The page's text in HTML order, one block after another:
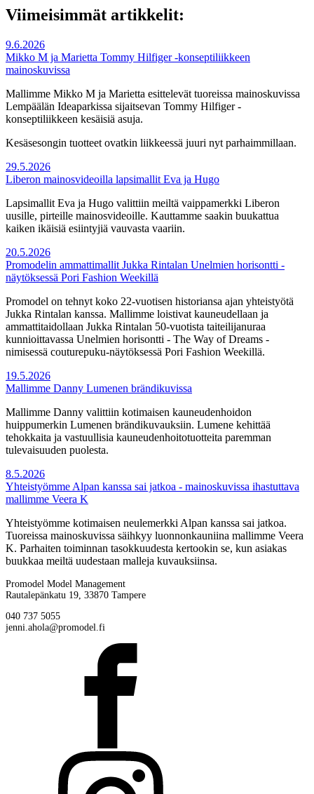
Viimeisimmät artikkelit:
9.6.2026
Mikko M ja Marietta Tommy Hilfiger -konseptiliikkeen
mainoskuvissa
Mallimme Mikko M ja Marietta esittelevät tuoreissa mainoskuvissa
Lempäälän Ideaparkissa sijaitsevan Tommy Hilfiger -
konseptiliikkeen kesäisiä asuja.
Kesäsesongin tuotteet ovatkin liikkeessä juuri nyt parhaimmillaan.
29.5.2026
Liberon mainosvideoilla lapsimallit Eva ja Hugo
Lapsimallit Eva ja Hugo valittiin meiltä vaippamerkki Liberon
uusille, pirteille mainosvideoille. Kauttamme saakin buukattua
kaiken ikäisiä esiintyjiä vauvasta vaariin.
20.5.2026
Promodelin ammattimallit Jukka Rintalan Unelmien horisontti -
näytöksessä Pori Fashion Weekillä
Promodel on tehnyt koko 22-vuotisen historiansa ajan yhteistyötä
Jukka Rintalan kanssa. Mallimme loistivat kauneudellaan ja
ammattitaidollaan Jukka Rintalan 50-vuotista taiteilijanuraa
kunnioittavassa Unelmien horisontti - The Way of Dreams -
nimisessä couturepuku-näytöksessä Pori Fashion Weekillä.
19.5.2026
Mallimme Danny Lumenen brändikuvissa
Mallimme Danny valittiin kotimaisen kauneudenhoidon
huippumerkin Lumenen brändikuvauksiin. Lumene kehittää
tehokkaita ja vastuullisia kauneudenhoitotuotteita paremman
tulevaisuuden puolesta.
8.5.2026
Yhteistyömme Alpan kanssa sai jatkoa - mainoskuvissa ihastuttava
mallimme Veera K
Yhteistyömme kotimaisen neulemerkki Alpan kanssa sai jatkoa.
Tuoreissa mainoskuvissa säihkyy luonnonkauniina mallimme Veera
K. Parhaiten toiminnan tasokkuudesta kertookin se, kun asiakas
buukkaa meiltä uudestaan malleja kuvauksiinsa.
Promodel Model Management
Rautalepänkatu 19, 33870 Tampere
040 737 5055
jenni.ahola@promodel.fi